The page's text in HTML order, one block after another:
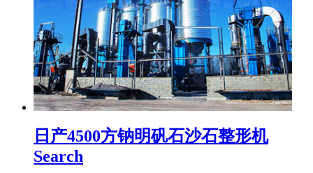
日产4500方钠明矾石沙石整形机
Search